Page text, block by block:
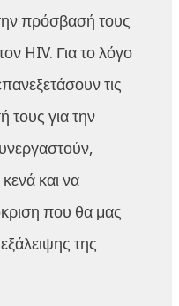
πρόσβασή τους
HIV. Για το λόγο
τις
τους για την
και να
που θα μας
της